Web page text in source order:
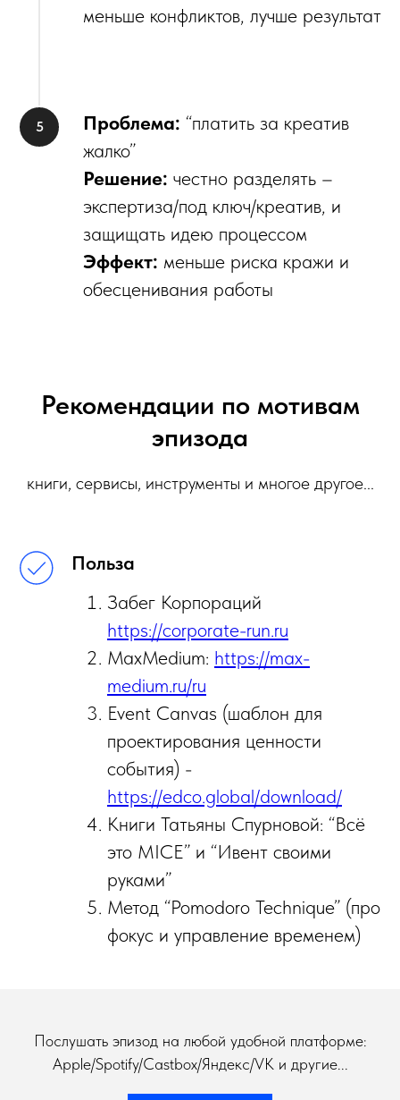
меньше конфликтов, лучше результат
Проблема: “платить за креатив
жалко”
Решение: честно разделять –
экспертиза/под ключ/креатив, и
защищать идею процессом
Эффект: меньше риска кражи и
обесценивания работы
Рекомендации по мотивам
эпизода
книги, сервисы, инструменты и многое другое...
Польза
Забег Корпораций
https://corporate-run.ru
MaxMedium: https://max-
medium.ru/ru
Event Canvas (шаблон для
проектирования ценности
события) -
https://edco.global/download/
Книги Татьяны Спурновой: “Всё
это MICE” и “Ивент своими
руками”
Метод “Pomodoro Technique” (про
фокус и управление временем)
Послушать эпизод на любой удобной платформе:
Apple/Spotify/Castbox/Яндекс/VK и другие...